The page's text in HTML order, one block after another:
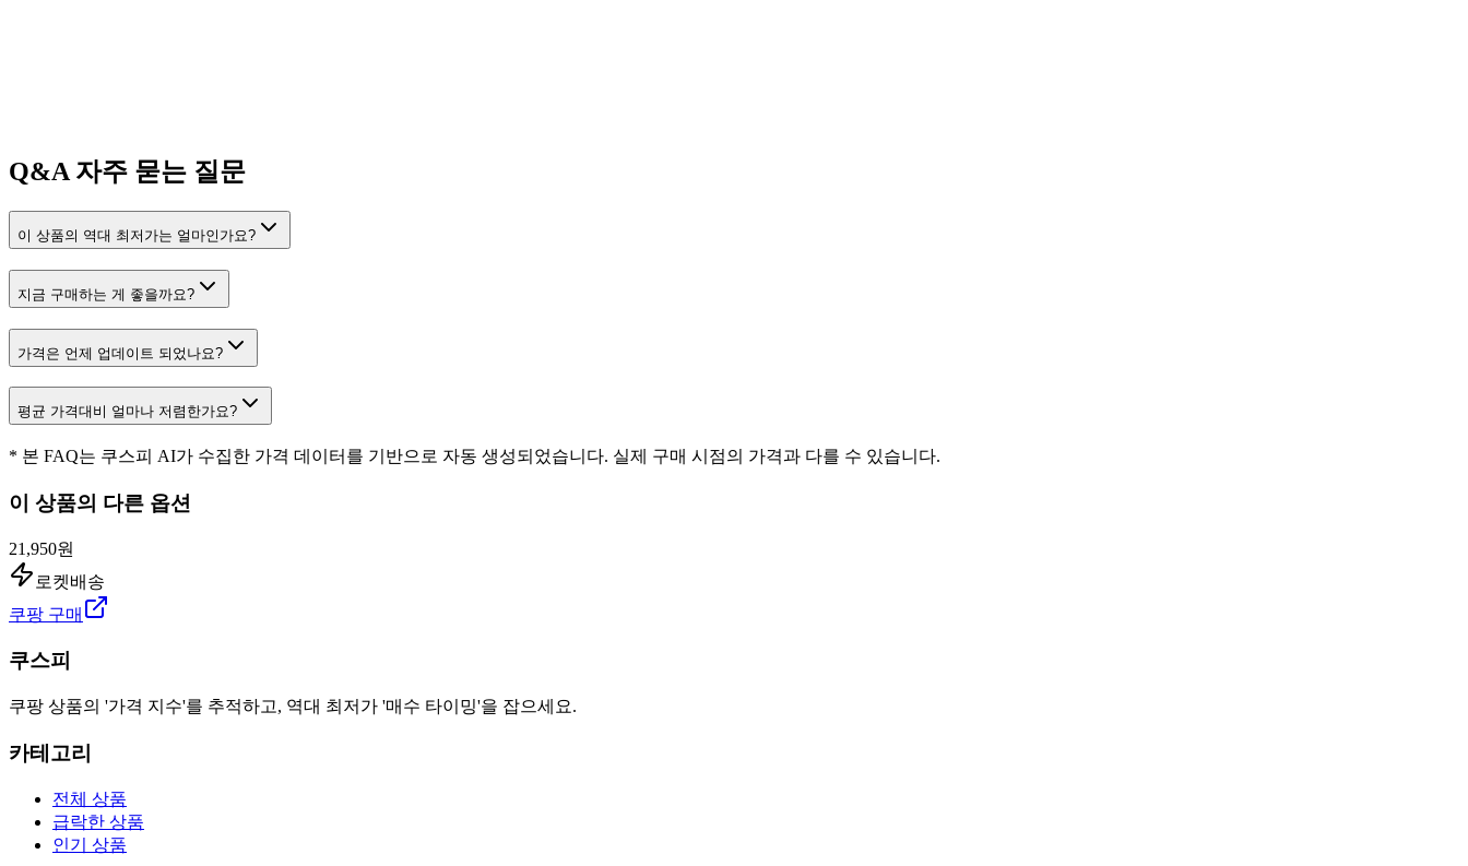
Q&A자주 묻는 질문
이 상품의 역대 최저가는 얼마인가요?
지금 구매하는 게 좋을까요?
가격은 언제 업데이트 되었나요?
평균 가격대비 얼마나 저렴한가요?
* 본 FAQ는 쿠스피 AI가 수집한 가격 데이터를 기반으로 자동 생성되었습니다. 실제 구매 시점의 가격과 다를 수 있습니다.
이 상품의 다른 옵션
21,950원
로켓배송
쿠팡 구매
쿠스피
쿠팡 상품의 '가격 지수'를 추적하고, 역대 최저가 '매수 타이밍'을 잡으세요.
카테고리
전체 상품
급락한 상품
인기 상품